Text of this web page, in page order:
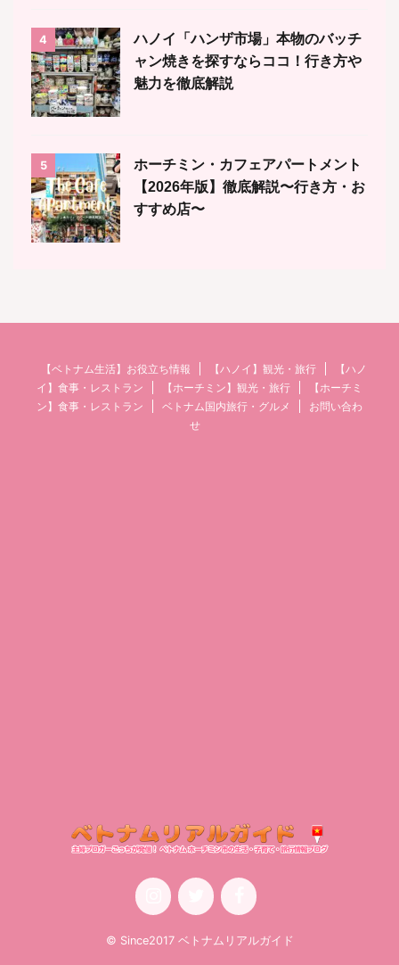
4
ハノイ「ハンザ市場」本物のバッチ
ャン焼きを探すならココ！行き方や
魅力を徹底解説
5
ホーチミン・カフェアパートメント
【2026年版】徹底解説〜行き方・お
すすめ店〜
【ベトナム生活】お役立ち情報 【ハノイ】観光・旅行
【ハノ
イ】食事・レストラン
【ホーチミン】観光・旅行
【ホーチミ
ン】食事・レストラン
ベトナム国内旅行・グルメ
お問い合わ
せ
© Since2017 ベトナムリアルガイド